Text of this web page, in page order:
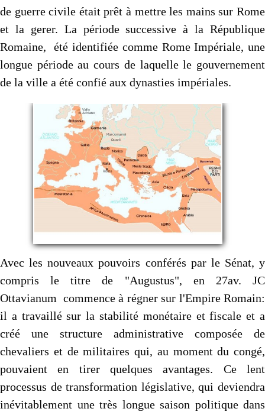
de guerre civile était prêt à mettre les mains sur Rome
et la gerer. La période successive à la République
Romaine, été identifiée comme Rome Impériale, une
longue période au cours de laquelle le gouvernement
de la ville a été confié aux dynasties impériales.
Avec les nouveaux pouvoirs conférés par le Sénat, y
compris le titre de "Augustus", en 27av. JC
Ottavianum commence à régner sur l'Empire Romain:
il a travaillé sur la stabilité monétaire et fiscale et a
créé une structure administrative composée de
chevaliers et de militaires qui, au moment du congé,
pouvaient en tirer quelques avantages. Ce lent
processus de transformation législative, qui deviendra
inévitablement une très longue saison politique dans